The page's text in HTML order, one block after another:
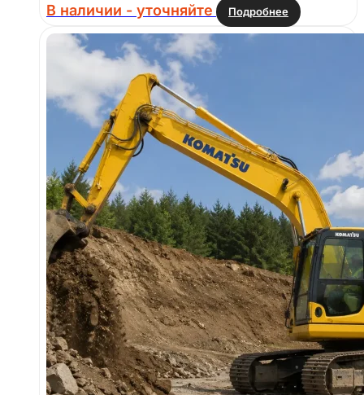
В наличии - уточняйте Подробнее